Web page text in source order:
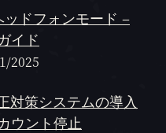
ドフォンモード –
イド
2025
対策システムの導入
ウント停止